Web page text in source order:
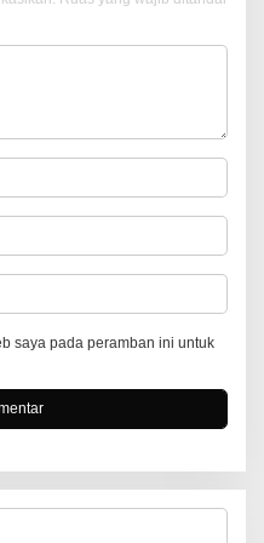
saya pada peramban ini untuk